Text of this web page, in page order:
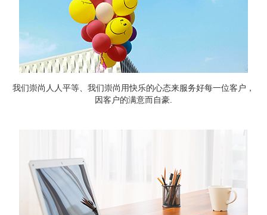
我们崇尚人人平等、我们崇尚用快乐的心态来服务好每一位客户，
因客户的满意而自豪.